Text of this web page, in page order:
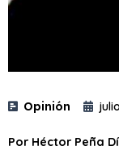
Opinión
Por Héctor Peña